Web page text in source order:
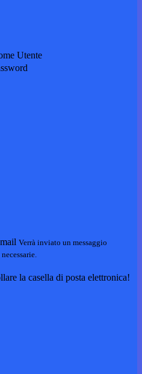
Utente
Verrà inviato un messaggio
la casella di posta elettronica!